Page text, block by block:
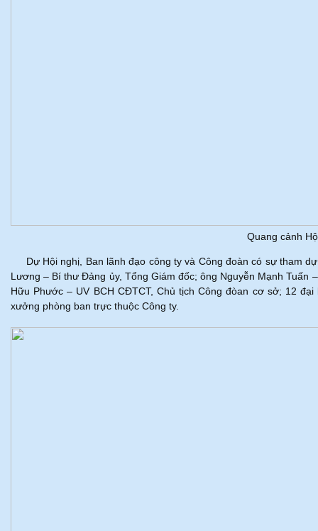
Quang cảnh
Dự Hội nghị, Ban lãnh đạo công ty và Công đoàn có sự tham
Lương – Bí thư Đảng ủy, Tổng Giám đốc; ông Nguyễn Mạnh Tuấn
Hữu Phước – UV BCH CĐTCT, Chủ tịch Công đòan cơ sở; 12
xưởng phòng ban trực thuộc Công ty.